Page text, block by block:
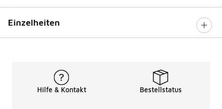
Einzelheiten
Hilfe & Kontakt Bestellstatus